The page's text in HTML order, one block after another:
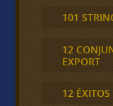
101
12
EXPORT
12